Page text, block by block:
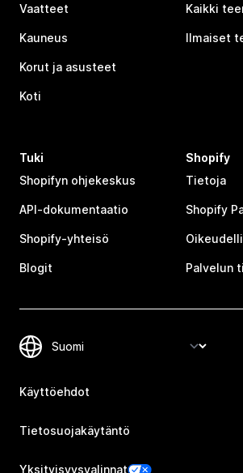
Vaatteet
Kauneus
Korut ja asusteet
Koti
Kaikki
Ilmaiset
Tuki
Shopifyn ohjekeskus
API-dokumentaatio
Shopify-yhteisö
Blogit
Shopify
Tietoja
Shopify
Palvelun
Käyttöehdot
Tietosuojakäytäntö
Yksityisyysvalinnat